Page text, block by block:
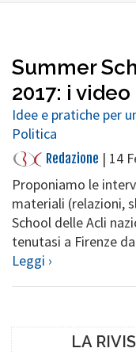
Summer
2017: i video
Idee e pratiche per
Politica
Redazione | 14
Proponiamo le
materiali (relazioni,
School delle Acli
tenutasi a Firenze
Leggi ›
LA